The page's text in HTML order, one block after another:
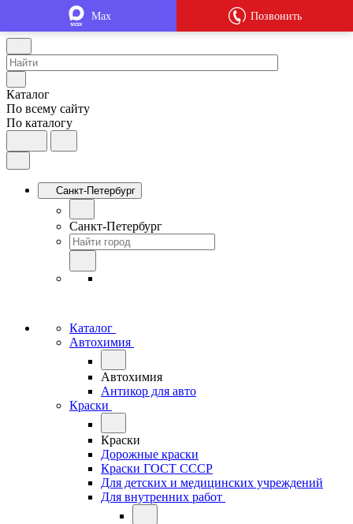
Каталог
По всему сайту
По каталогу
Санкт-Петербург
Санкт-Петербург
Каталог
Автохимия
Автохимия
Антикор для авто
Краски
Краски
Дорожные краски
Краски ГОСТ СССР
Для детских и медицинских учреждений
Для внутренних работ
Max Позвонить